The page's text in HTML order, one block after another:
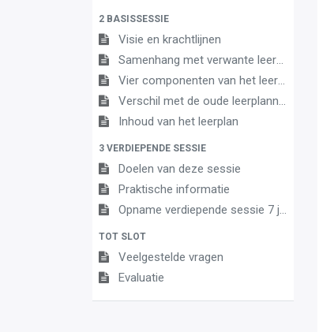
2 BASISSESSIE
Visie en krachtlijnen
Samenhang met verwante leerplannen
Vier componenten van het leerplan
Verschil met de oude leerplannen
Inhoud van het leerplan
3 VERDIEPENDE SESSIE
Doelen van deze sessie
Praktische informatie
Opname verdiepende sessie 7 juni 2023
TOT SLOT
Veelgestelde vragen
Evaluatie